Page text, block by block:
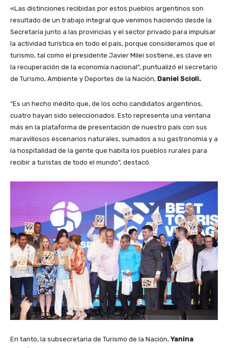
«Las distinciones recibidas por estos pueblos argentinos son
resultado de un trabajo integral que venimos haciendo desde la
Secretaría junto a las provincias y el sector privado para impulsar
la actividad turística en todo el país, porque consideramos que el
turismo, tal como el presidente Javier Milei sostiene, es clave en
la recuperación de la economía nacional”, puntualizó el secretario
de Turismo, Ambiente y Deportes de la Nación, Daniel Scioli.
“Es un hecho inédito que, de los ocho candidatos argentinos,
cuatro hayan sido seleccionados. Esto representa una ventana
más en la plataforma de presentación de nuestro país con sus
maravillosos escenarios naturales, sumados a su gastronomía y a
la hospitalidad de la gente que habita los pueblos rurales para
recibir a turistas de todo el mundo”, destacó.
En tanto, la subsecretaria de Turismo de la Nación, Yanina